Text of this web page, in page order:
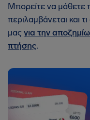
Μπορείτε να μάθετε
περιλαμβάνεται και
μαςγια την
πτήσης.